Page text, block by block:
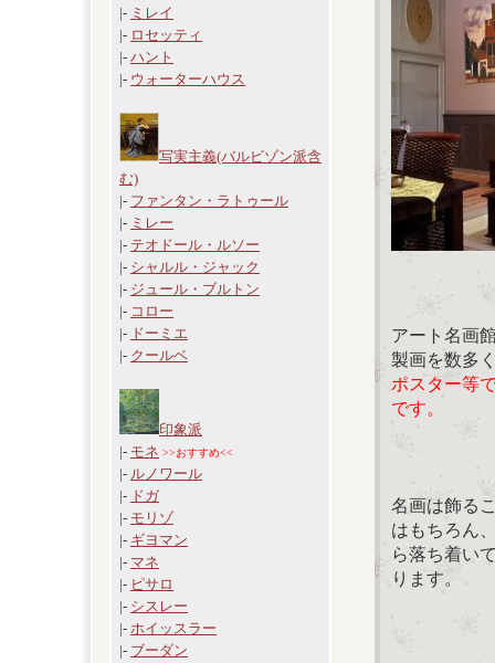
|- ミレイ
|- ロセッティ
|- ハント
|- ウォーターハウス
写実主義(バルビゾン派含
む)
|- ファンタン・ラトゥール
|- ミレー
|- テオドール・ルソー
|- シャルル・ジャック
|- ジュール・ブルトン
|- コロー
|- ドーミエ
|- クールベ
印象派
|- モネ >>おすすめ<<
|- ルノワール
|- ドガ
|- モリゾ
|- ギヨマン
|- マネ
|- ピサロ
|- シスレー
|- ホイッスラー
|- ブーダン
アート名画
製画を数多
ポスター等
です。
名画は飾る
はもちろん
ら落ち着い
ります。